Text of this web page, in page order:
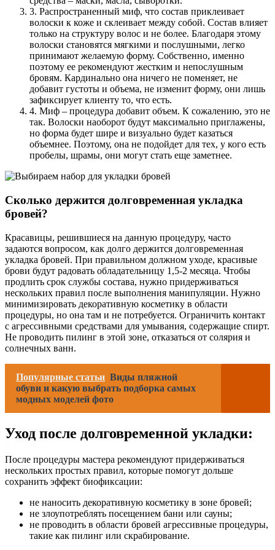
3. Распространенный миф, что состав приклеивает
волоски к коже и склеивает между собой. Состав влияет
только на структуру волос и не более. Благодаря этому
волоски становятся мягкими и послушными, легко
принимают желаемую форму. Собственно, именно
поэтому ее рекомендуют жестким и непослушным
бровям. Кардинально она ничего не поменяет, не
добавит густоты и объема, не изменит форму, они лишь
зафиксирует клиенту то, что есть.
4. Миф – процедура добавит объем. К сожалению, это не
так. Волоски наоборот будут максимально приглажены,
но форма будет шире и визуально будет казаться
объемнее. Поэтому, она не подойдет для тех, у кого есть
пробелы, шрамы, они могут стать еще заметнее.
Сколько держится долговременная укладка
бровей?
Красавицы, решившиеся на данную процедуру, часто
задаются вопросом, как долго держится долговременная
укладка бровей. При правильном должном уходе, красивые
брови будут радовать обладательницу 1,5-2 месяца. Чтобы
продлить срок службы состава, нужно придерживаться
нескольких правил после выполнения манипуляции. Нужно
минимизировать декоративную косметику в области
процедуры, но она там и не потребуется. Ограничить контакт
с агрессивными средствами для умывания, содержащие спирт.
Не проводить пилинг в этой зоне, отказаться от солярия и
солнечных ванн.
Популярные статьи Виды пляжной
обуви и какую выбрать подборка самых
модных моделей фото
Уход после долговременной укладки:
После процедуры мастера рекомендуют придерживаться
нескольких простых правил, которые помогут дольше
сохранить эффект биофиксации:
не наносить декоративную косметику в зоне бровей;
не злоупотреблять посещением бани или сауны;
не проводить в области бровей агрессивные процедуры,
такие как пилинг или скрабирование.